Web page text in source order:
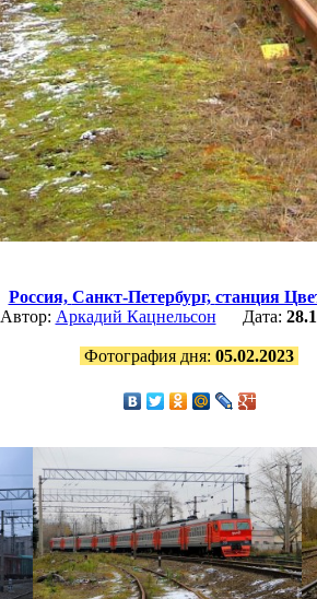
Россия, Санкт-Петербург, станция
Автор: Аркадий Кацнельсон Дата:
Фотография дня: 05.02.2023